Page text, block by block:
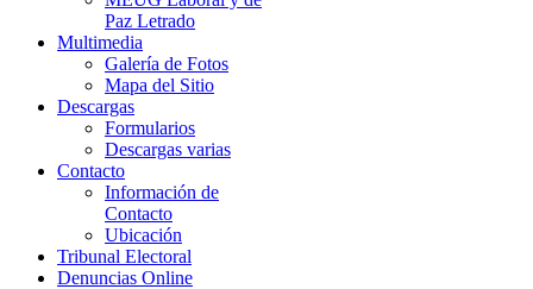
Paz Letrado
Multimedia
Galería de Fotos
Mapa del Sitio
Descargas
Formularios
Descargas varias
Contacto
Información de
Contacto
Ubicación
Tribunal Electoral
Denuncias Online